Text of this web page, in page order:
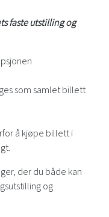
faste utstilling og
som samlet billett
å kjøpe billett i
der du både kan
og